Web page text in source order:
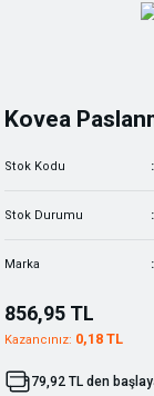
Kovea
Stok Kodu
Stok Durumu
Marka
856,95 TL
Kazancınız: 0,18 TL
79,92 TL den